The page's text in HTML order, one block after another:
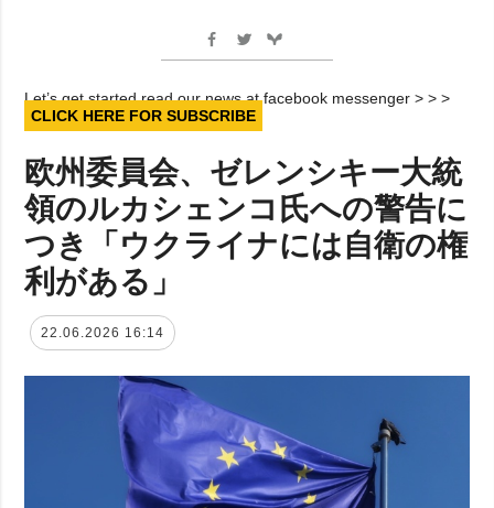
Let’s get started read our news at facebook messenger > > >
CLICK HERE FOR SUBSCRIBE
欧州委員会、ゼレンシキー大統
領のルカシェンコ氏への警告に
つき「ウクライナには自衛の権
利がある」
22.06.2026 16:14